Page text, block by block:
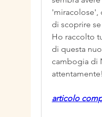
'miracolose',
di scoprire
Ho raccolto
di questa
cambogia di
attentamente!
articolo